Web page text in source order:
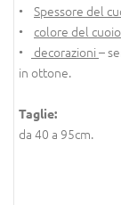
• Spessore del
• colore del cuoio
•
decorazioni –
in ottone.
Taglie:
da 40 a 95cm.